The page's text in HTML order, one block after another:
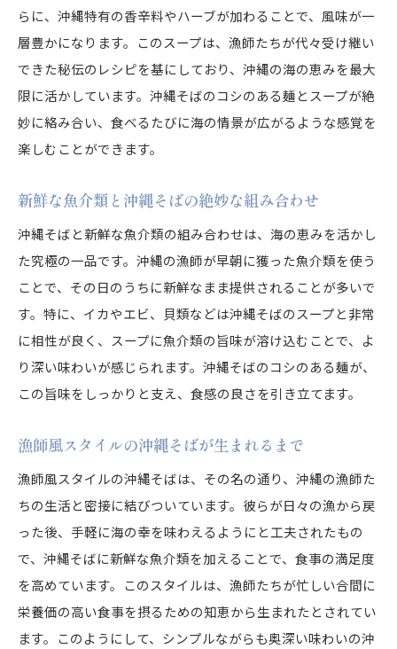
沖縄そばのスープに溶け込む海の息吹
海の情景を思い起こさせる沖縄そばのスープ
コシのある麺が引き立てる沖縄そばの深い味わい
沖縄そばの麺の特徴とその魅力
コシのある麺が生み出す沖縄そばの食感
沖縄そばの麺に隠された製法の秘密
漁師の心意気を感じる沖縄そばの特別な一杯
沖縄そばに込められた漁師の誇り
心意気を感じる沖縄そばの味の秘密
漁師が作り出す沖縄そばの特別感
沖縄そばを通じて感じる漁師の魂
漁師の心意気が伝わる沖縄そばの魅力
沖縄そばで体感する海と漁師の絆
漁師と沖縄そばの深い関係性
沖縄そばが紡ぐ海の物語
海と漁師の絆を感じる沖縄そば
らに、沖縄特有の香辛料やハーブが加わることで、風味が一
層豊かになります。このスープは、漁師たちが代々受け継い
できた秘伝のレシピを基にしており、沖縄の海の恵みを最大
限に活かしています。沖縄そばのコシのある麺とスープが絶
妙に絡み合い、食べるたびに海の情景が広がるような感覚を
楽しむことができます。
新鮮な魚介類と沖縄そばの絶妙な組み合わせ
沖縄そばと新鮮な魚介類の組み合わせは、海の恵みを活かし
た究極の一品です。沖縄の漁師が早朝に獲った魚介類を使う
ことで、その日のうちに新鮮なまま提供されることが多いで
す。特に、イカやエビ、貝類などは沖縄そばのスープと非常
に相性が良く、スープに魚介類の旨味が溶け込むことで、よ
り深い味わいが感じられます。沖縄そばのコシのある麺が、
この旨味をしっかりと支え、食感の良さを引き立てます。
漁師風スタイルの沖縄そばが生まれるまで
漁師風スタイルの沖縄そばは、その名の通り、沖縄の漁師た
ちの生活と密接に結びついています。彼らが日々の漁から戻
った後、手軽に海の幸を味わえるようにと工夫されたもの
で、沖縄そばに新鮮な魚介類を加えることで、食事の満足度
を高めています。このスタイルは、漁師たちが忙しい合間に
栄養価の高い食事を摂るための知恵から生まれたとされてい
ます。このようにして、シンプルながらも奥深い味わいの沖